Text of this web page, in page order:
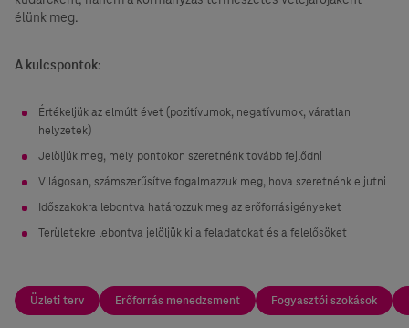
élünk meg.
A kulcspontok:
Értékeljük az elmúlt évet (pozitívumok, negatívumok, váratlan
helyzetek)
Jelöljük meg, mely pontokon szeretnénk tovább fejlődni
Világosan, számszerűsítve fogalmazzuk meg, hova szeretnénk eljutni
Időszakokra lebontva határozzuk meg az erőforrásigényeket
Területekre lebontva jelöljük ki a feladatokat és a felelősöket
Üzleti terv Erőforrás menedzsment Fogyasztói szokások